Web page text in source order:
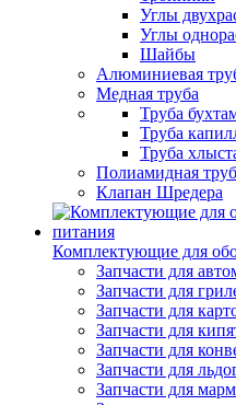
Углы
Углы
Шайбы
Алюминиевая
Медная труба
Труба
Труба
Труба
Полиамидная
Клапан Шредера
Комплектующие для
Запчасти для
Запчасти для
Запчасти для
Запчасти для
Запчасти для
Запчасти для
Запчасти для